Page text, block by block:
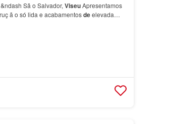
Sã o Salvador, ViseuApresentamos
ã o só lida e acabamentosdeelevada